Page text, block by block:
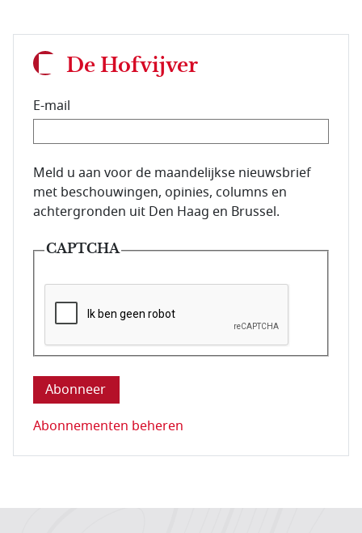
De Hofvijver
E-mail
E-mailadres van de abonnee.
Meld u aan voor de maandelijkse nieuwsbrief
met beschouwingen, opinies, columns en
achtergronden uit Den Haag en Brussel.
CAPTCHA
Deze vraag is om te controleren dat u een mens
Abonnementen beheren